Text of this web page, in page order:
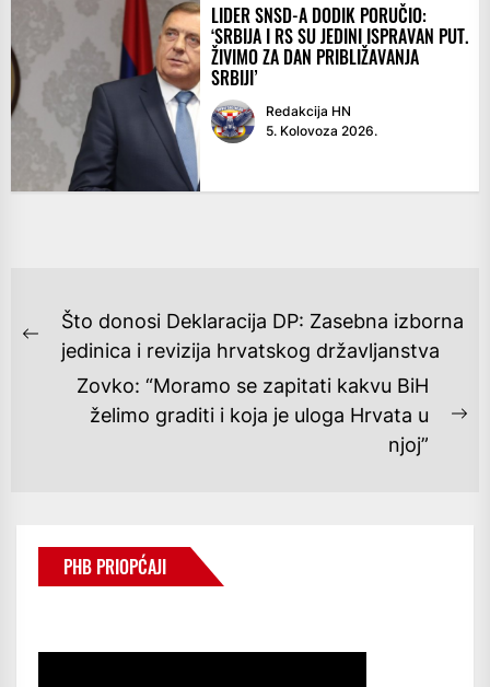
LIDER SNSD-A DODIK PORUČIO:
‘SRBIJA I RS SU JEDINI ISPRAVAN PUT.
ŽIVIMO ZA DAN PRIBLIŽAVANJA
SRBIJI’
Redakcija HN
5. Kolovoza 2026.
NAVIGACIJA
OBJAVA
Previous
Što donosi Deklaracija DP: Zasebna izborna
jedinica i revizija hrvatskog državljanstva
Zovko: “Moramo se zapitati kakvu BiH
želimo graditi i koja je uloga Hrvata u
njoj”
PHB PRIOPĆAJI